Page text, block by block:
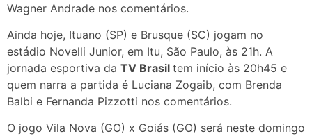
Wagner Andrade nos comentários.
Ainda hoje, Ituano (SP) e Brusque (SC) jogam no
estádio Novelli Junior, em Itu, São Paulo, às 21h. A
jornada esportiva da TV Brasil tem início às 20h45 e
quem narra a partida é Luciana Zogaib, com Brenda
Balbi e Fernanda Pizzotti nos comentários.
O jogo Vila Nova (GO) x Goiás (GO) será neste domingo